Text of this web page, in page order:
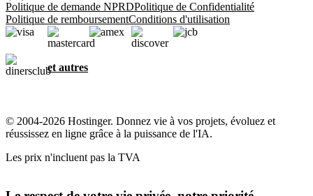
Politique de demande NPRDPolitique de Confidentialité
Politique de remboursementConditions d'utilisation
et autres
© 2004-2026 Hostinger. Donnez vie à vos projets, évoluez et
réussissez en ligne grâce à la puissance de l'IA.
Les prix n'incluent pas la TVA